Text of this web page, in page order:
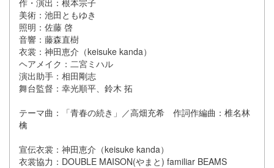
作・演出：根本宗子
美術：池田ともゆき
照明：佐藤 啓
音響：藤森直樹
衣裳：神田恵介（keisuke kanda）
ヘアメイク：二宮ミハル
演出助手：相田剛志
舞台監督：幸光順平、鈴木 拓
テーマ曲：「青春の続き」／高畑充希 作詞作編曲：椎名林
檎
宣伝衣裳：神田恵介（keisuke kanda）
衣裳協力：DOUBLE MAISON(やまと) familiar BEAMS